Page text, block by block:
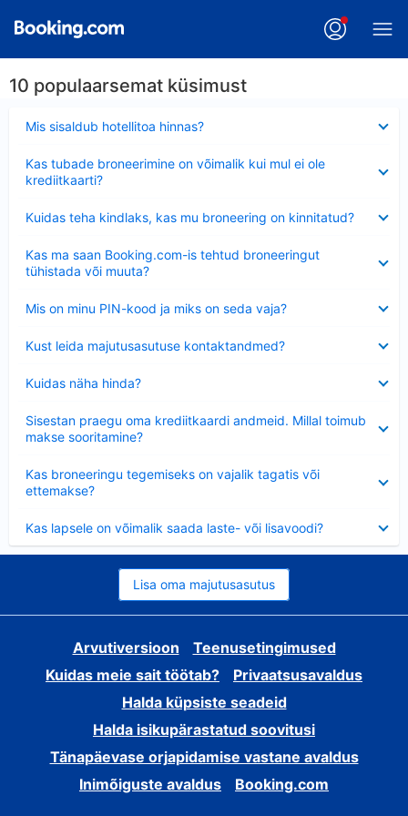
10 populaarsemat küsimust
Mis sisaldub hotellitoa hinnas?
Kas tubade broneerimine on võimalik kui mul ei ole
krediitkaarti?
Kuidas teha kindlaks, kas mu broneering on kinnitatud?
Kas ma saan Booking.com-is tehtud broneeringut
tühistada või muuta?
Mis on minu PIN-kood ja miks on seda vaja?
Kust leida majutusasutuse kontaktandmed?
Kuidas näha hinda?
Sisestan praegu oma krediitkaardi andmeid. Millal toimub
makse sooritamine?
Kas broneeringu tegemiseks on vajalik tagatis või
ettemakse?
Kas lapsele on võimalik saada laste- või lisavoodi?
Lisa oma majutusasutus
Arvutiversioon
Teenusetingimused
Kuidas meie sait töötab?
Privaatsusavaldus
Halda küpsiste seadeid
Halda isikupärastatud soovitusi
Tänapäevase orjapidamise vastane avaldus
Inimõiguste avaldus
Booking.com